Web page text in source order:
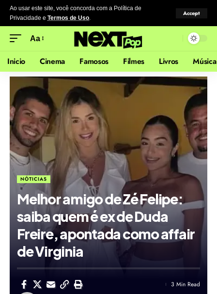
Ao usar este site, você concorda com a Política de
Privacidade e Termos de Uso.
Accept
Aa
Inicio Cinema Famosos Filmes Livros Música
NÓTICIAS
Melhor amigo de Zé Felipe:
saiba quem é ex de Duda
Freire, apontada como affair
de Virginia
3 Min Read